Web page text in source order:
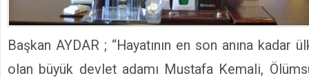
Başkan AYDAR ; “Hayatının en son anına kadar
olan büyük devlet adamı Mustafa Kemali,